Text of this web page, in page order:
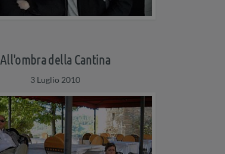
All'ombra della Cantina
3 Luglio 2010